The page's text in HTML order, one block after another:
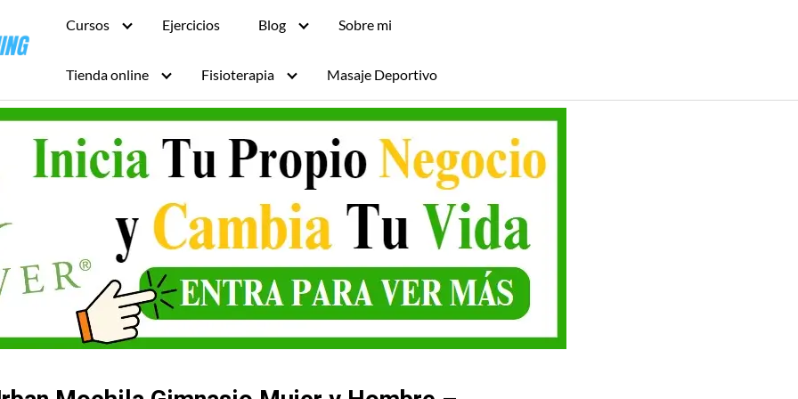
Cursos Ejercicios Blog Sobre mi
Tienda online Fisioterapia Masaje Deportivo